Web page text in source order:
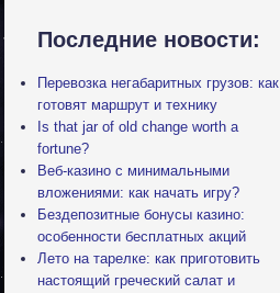
Последние новости:
Перевозка негабаритных грузов: как
готовят маршрут и технику
Is that jar of old change worth a
fortune?
Веб-казино с минимальными
вложениями: как начать игру?
Бездепозитные бонусы казино:
особенности бесплатных акций
Лето на тарелке: как приготовить
настоящий греческий салат и